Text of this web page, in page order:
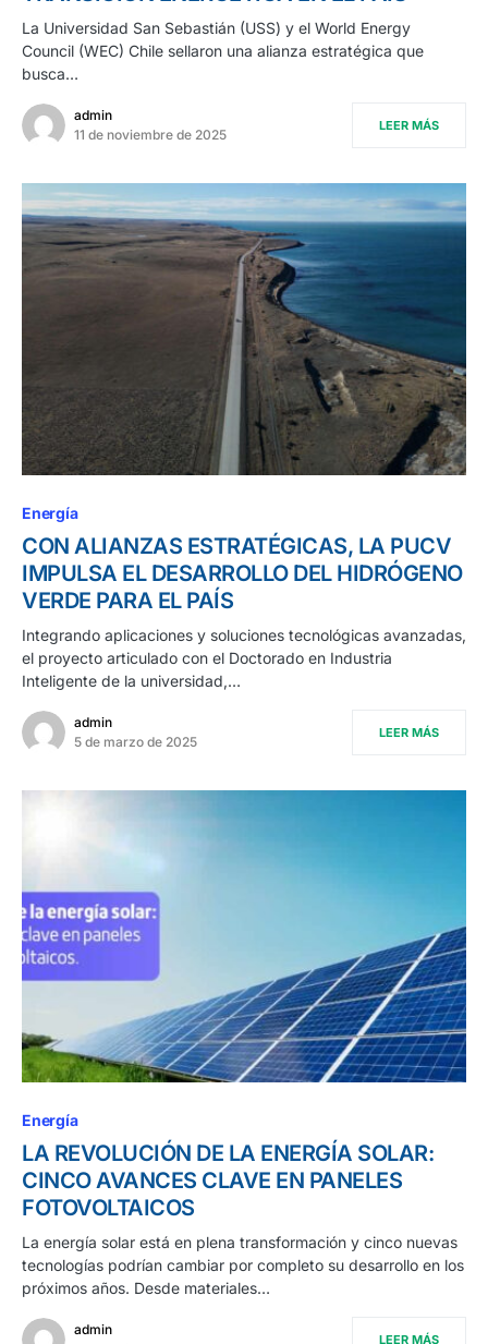
La Universidad San Sebastián (USS) y el World Energy
Council (WEC) Chile sellaron una alianza estratégica que
busca…
admin
11 de noviembre de 2025
LEER MÁS
Energía
CON ALIANZAS ESTRATÉGICAS, LA PUCV
IMPULSA EL DESARROLLO DEL HIDRÓGENO
VERDE PARA EL PAÍS
Integrando aplicaciones y soluciones tecnológicas avanzadas,
el proyecto articulado con el Doctorado en Industria
Inteligente de la universidad,…
admin
5 de marzo de 2025
LEER MÁS
Energía
LA REVOLUCIÓN DE LA ENERGÍA SOLAR:
CINCO AVANCES CLAVE EN PANELES
FOTOVOLTAICOS
La energía solar está en plena transformación y cinco nuevas
tecnologías podrían cambiar por completo su desarrollo en los
próximos años. Desde materiales…
admin
LEER MÁS